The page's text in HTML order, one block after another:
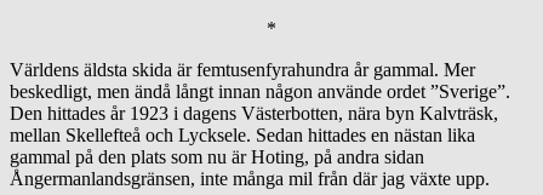
*
Världens äldsta skida är femtusenfyrahundra år gammal. Mer
beskedligt, men ändå långt innan någon använde ordet ”Sverige”.
Den hittades år 1923 i dagens Västerbotten, nära byn Kalvträsk,
mellan Skellefteå och Lycksele. Sedan hittades en nästan lika
gammal på den plats som nu är Hoting, på andra sidan
Ångermanlandsgränsen, inte många mil från där jag växte upp.